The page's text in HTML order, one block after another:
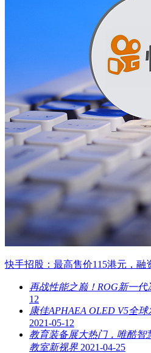
快手招股：最高售价115港元，融
再战性能之巅！ROG新一代
12
康佳APHAEA OLED V5全
2021-05-12
教育装备展大热门，唯酷智
教室新视界 2021-04-25